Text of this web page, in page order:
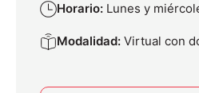
Horario: Lunes y
Modalidad: Virtual con